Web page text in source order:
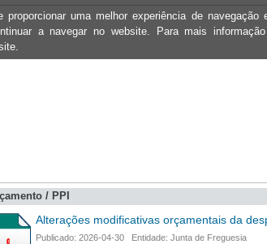
uma melhor experiência de
a navegar no website. Para mais
/ PPI
Alterações modificativas orçamentais da
Publicado: 2026-04-30 Entidade: Junta de Freguesia